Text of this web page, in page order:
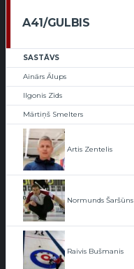
A41/GULBIS
SASTĀVS
Ainārs Ālups
Ilgonis Zīds
Mārtiņš Smelters
Artis Zentelis
Normunds Šaršūns
Raivis Bušmanis